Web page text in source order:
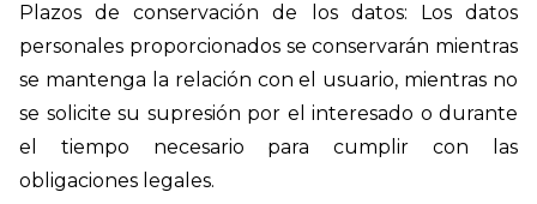
Plazos de conservación de los datos: Los datos
personales proporcionados se conservarán mientras
se mantenga la relación con el usuario, mientras no
se solicite su supresión por el interesado o durante
el tiempo necesario para cumplir con las
obligaciones legales.